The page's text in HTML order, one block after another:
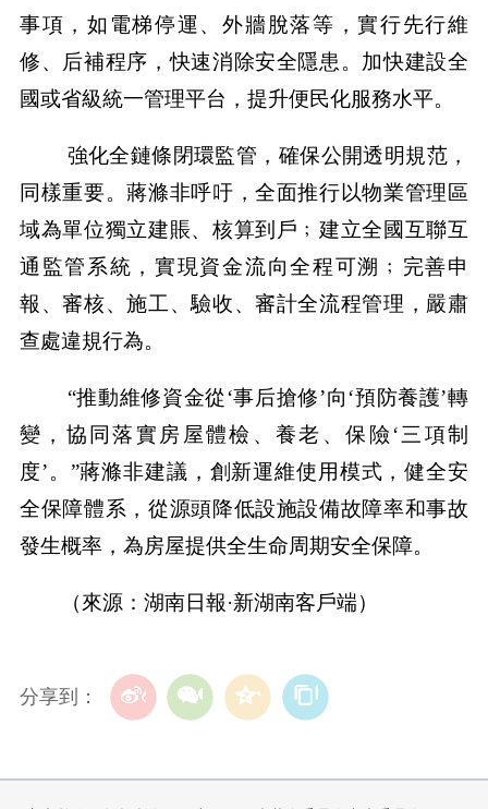
事項，如電梯停運、外牆脫落等，實行先行維
修、后補程序，快速消除安全隱患。加快建設全
國或省級統一管理平台，提升便民化服務水平。
強化全鏈條閉環監管，確保公開透明規范，
同樣重要。蔣滌非呼吁，全面推行以物業管理區
域為單位獨立建賬、核算到戶﹔建立全國互聯互
通監管系統，實現資金流向全程可溯﹔完善申
報、審核、施工、驗收、審計全流程管理，嚴肅
查處違規行為。
“推動維修資金從‘事后搶修’向‘預防養護’轉
變，協同落實房屋體檢、養老、保險‘三項制
度’。”蔣滌非建議，創新運維使用模式，健全安
全保障體系，從源頭降低設施設備故障率和事故
發生概率，為房屋提供全生命周期安全保障。
（來源：湖南日報·新湖南客戶端）
分享到：